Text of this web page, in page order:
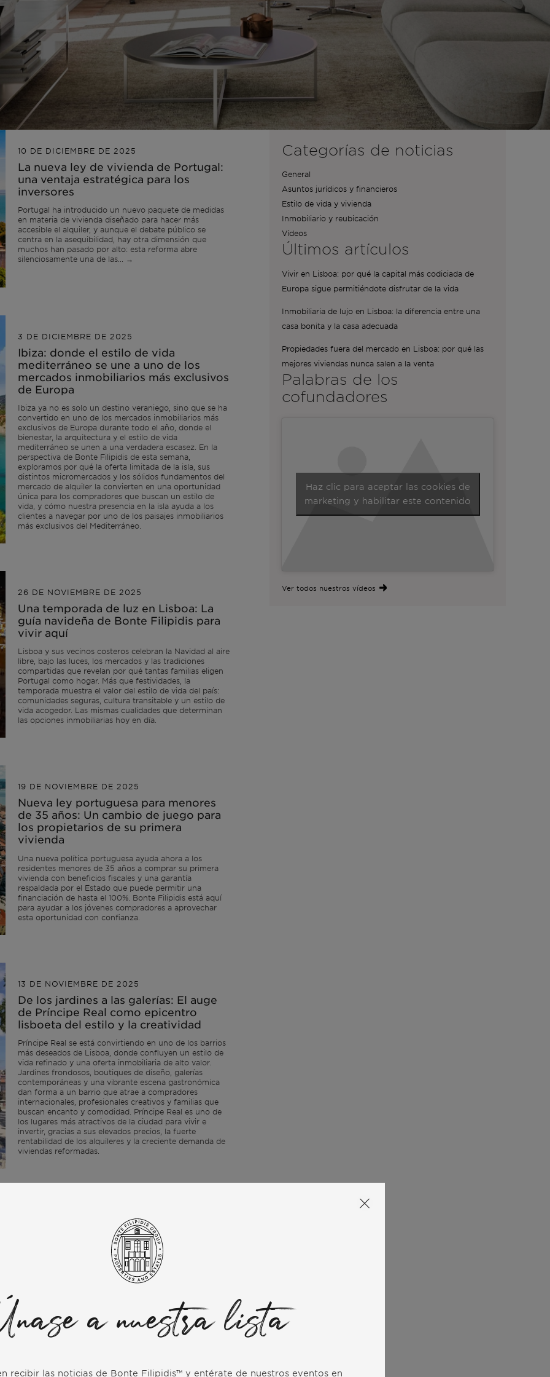
10 DE DICIEMBRE DE 2025
La nueva ley de vivienda de Portugal:
una ventaja estratégica para los
inversores
Portugal ha introducido un nuevo paquete de medidas
en materia de vivienda diseñado para hacer más
accesible el alquiler, y aunque el debate público se
centra en la asequibilidad, hay otra dimensión que
muchos han pasado por alto: esta reforma abre
silenciosamente una de las... →
3 DE DICIEMBRE DE 2025
Ibiza: donde el estilo de vida
mediterráneo se une a uno de los
mercados inmobiliarios más exclusivos
de Europa
Ibiza ya no es solo un destino veraniego, sino que se ha
convertido en uno de los mercados inmobiliarios más
exclusivos de Europa durante todo el año, donde el
bienestar, la arquitectura y el estilo de vida
mediterráneo se unen a una verdadera escasez. En la
perspectiva de Bonte Filipidis de esta semana,
exploramos por qué la oferta limitada de la isla, sus
distintos micromercados y los sólidos fundamentos del
mercado de alquiler la convierten en una oportunidad
única para los compradores que buscan un estilo de
vida, y cómo nuestra presencia en la isla ayuda a los
clientes a navegar por uno de los paisajes inmobiliarios
más exclusivos del Mediterráneo.
26 DE NOVIEMBRE DE 2025
Una temporada de luz en Lisboa: La
guía navideña de Bonte Filipidis para
vivir aquí
Lisboa y sus vecinos costeros celebran la Navidad al aire
libre, bajo las luces, los mercados y las tradiciones
compartidas que revelan por qué tantas familias eligen
Portugal como hogar. Más que festividades, la
temporada muestra el valor del estilo de vida del país:
comunidades seguras, cultura transitable y un estilo de
vida acogedor. Las mismas cualidades que determinan
las opciones inmobiliarias hoy en día.
19 DE NOVIEMBRE DE 2025
Nueva ley portuguesa para menores
de 35 años: Un cambio de juego para
los propietarios de su primera
vivienda
Una nueva política portuguesa ayuda ahora a los
residentes menores de 35 años a comprar su primera
vivienda con beneficios fiscales y una garantía
respaldada por el Estado que puede permitir una
financiación de hasta el 100%. Bonte Filipidis está aquí
para ayudar a los jóvenes compradores a aprovechar
esta oportunidad con confianza.
13 DE NOVIEMBRE DE 2025
De los jardines a las galerías: El auge
de Príncipe Real como epicentro
lisboeta del estilo y la creatividad
Príncipe Real se está convirtiendo en uno de los barrios
más deseados de Lisboa, donde confluyen un estilo de
vida refinado y una oferta inmobiliaria de alto valor.
Jardines frondosos, boutiques de diseño, galerías
contemporáneas y una vibrante escena gastronómica
dan forma a un barrio que atrae a compradores
internacionales, profesionales creativos y familias que
buscan encanto y comodidad. Príncipe Real es uno de
los lugares más atractivos de la ciudad para vivir e
invertir, gracias a sus elevados precios, la fuerte
rentabilidad de los alquileres y la creciente demanda de
viviendas reformadas.
5 DE NOVIEMBRE DE 2025
De los fairways a la buena vida: El
auge del golf en Portugal
Portugal sigue destacando como el principal destino de
golf de Europa, donde los campos de primera categoría
se combinan con un estilo de vida excepcional y un
Categorías de noticias
General
Asuntos jurídicos y financieros
Estilo de vida y vivienda
Inmobiliario y reubicación
Vídeos
Últimos artículos
Vivir en Lisboa: por qué la capital más codiciada de
Europa sigue permitiéndote disfrutar de la vida
Inmobiliaria de lujo en Lisboa: la diferencia entre una
casa bonita y la casa adecuada
Propiedades fuera del mercado en Lisboa: por qué las
mejores viviendas nunca salen a la venta
Palabras de los
cofundadores
Haz clic para aceptar las cookies de
marketing y habilitar este contenido
Ver todos nuestros vídeos
a nuestra lista
recibir las noticias de Bonte Filipidis™ y entérate de nuestros eventos en